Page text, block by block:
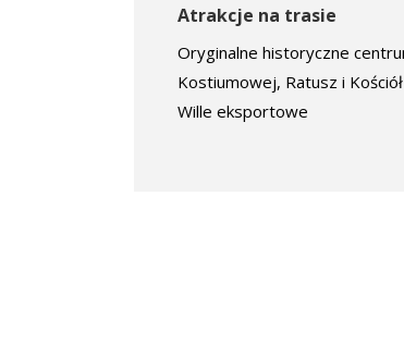
Atrakcje na trasie
Oryginalne historyczne
Kostiumowej, Ratusz i
Wille eksportowe